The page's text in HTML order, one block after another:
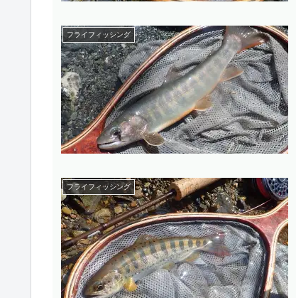
フライフィッシング
フライフィッシング